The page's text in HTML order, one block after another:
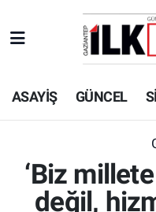
ASAYİŞ GÜNCEL
‘Biz
değil,
EKONOMİ
SİYASET
SPOR
Beyoğlu Hava
Beyoğlu Trafik
Süper Lig Puan
Tüm Manşetler